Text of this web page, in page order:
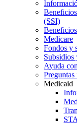
(SSI)
Medicare
Fondos y
Subsidios
Ayuda
Preguntas
Medicaid